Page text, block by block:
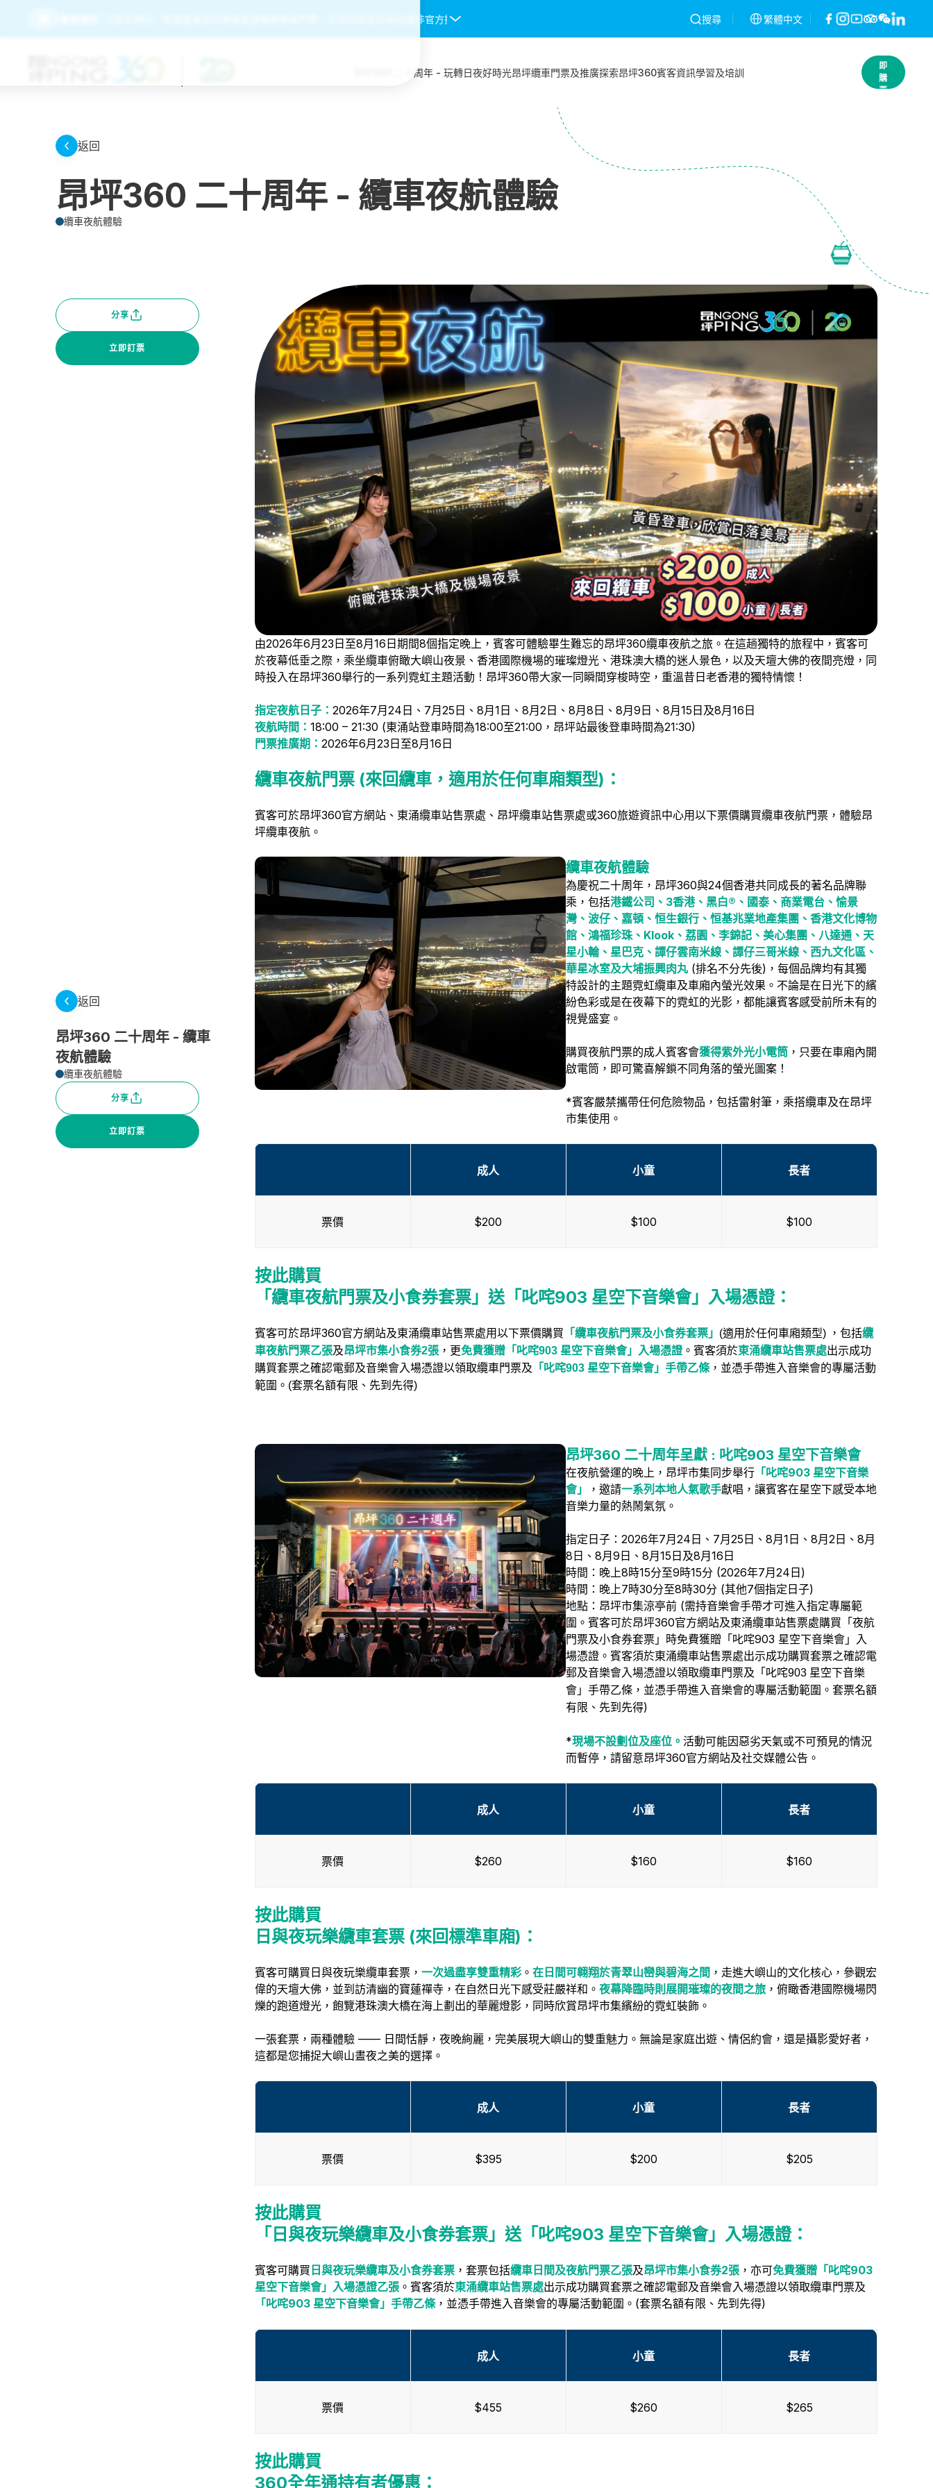
請務必經由昂坪360官方網站、售票處或官方授權渠道購買纜車門票。於任何非官方網站或非官方授權渠道購入的纜車門票均不會被接受，一經發現將予以作廢，不作退款。條款及細則昂坪360就2026年2月26日網
搜尋 繁體中文
昂坪360 二十周年 - 玩轉日夜好時光昂坪纜車門票及推廣探索昂坪360賓客資訊學習及培訓
立
即
購
票
返回
昂坪360 二十周年 - 纜車夜航體驗
纜車夜航體驗
分享
立即訂票
返回
昂坪360 二十周年 - 纜車
夜航體驗
纜車夜航體驗
分享
立即訂票
由2026年6月23日至8月16日期間8個指定晚上，賓客可體驗畢生難忘的昂坪360纜車夜航之旅。在這趟獨特的旅程中，賓客可
於夜幕低垂之際，乘坐纜車俯瞰大嶼山夜景、香港國際機場的璀璨燈光、港珠澳大橋的迷人景色，以及天壇大佛的夜間亮燈，同
時投入在昂坪360舉行的一系列霓虹主題活動！昂坪360帶大家一同瞬間穿梭時空，重溫昔日老香港的獨特情懷！
指定夜航日子： 2026年7月24日、7月25日、8月1日、8月2日、8月8日、8月9日、8月15日及8月16日
夜航時間： 18:00 – 21:30 (東涌站登車時間為18:00至21:00，昂坪站最後登車時間為21:30)
門票推廣期： 2026年6月23日至8月16日
纜車夜航門票 (來回纜車，適用於任何車廂類型)：
賓客可於昂坪360官方網站、東涌纜車站售票處、昂坪纜車站售票處或360旅遊資訊中心用以下票價購買纜車夜航門票，體驗昂
坪纜車夜航。
纜車夜航體驗
為慶祝二十周年，昂坪360與24個香港共同成長的著名品牌聯
乘，包括港鐵公司、3香港、黑白®、國泰、商業電台、愉景
灣、波仔、嘉頓、恒生銀行、恒基兆業地產集團、香港文化博物
館、鴻福珍珠、Klook、荔園、李錦記、美心集團、八達通、天
星小輪、星巴克、譚仔雲南米線、譚仔三哥米線、西九文化區、
華星冰室及大埔振興肉丸 (排名不分先後)，每個品牌均有其獨
特設計的主題霓虹纜車及車廂內螢光效果。不論是在日光下的繽
紛色彩或是在夜幕下的霓虹的光影，都能讓賓客感受前所未有的
視覺盛宴。
購買夜航門票的成人賓客會獲得紫外光小電筒 ，只要在車廂內開
啟電筒，即可驚喜解鎖不同角落的螢光圖案！
*賓客嚴禁攜帶任何危險物品，包括雷射筆，乘搭纜車及在昂坪
市集使用。
成人 小童 長者
票價 $200 $100 $100
按此購買
「纜車夜航門票及小食券套票」 送「叱咤903 星空下音樂會」入場憑證：
賓客可於昂坪360官方網站及東涌纜車站售票處用以下票價購買 「纜車夜航門票及小食券套票」 (適用於任何車廂類型) ， 包括纜
車夜航門票乙張及昂坪市集小食券2張，更免費獲贈「叱咤903 星空下音樂會」入場憑證。 賓客須於東涌纜車站售票處出示成功
購買套票之確認電郵及音樂會入場憑證以領取纜車門票及 「叱咤903 星空下音樂會」手帶乙條，並憑手帶進入音樂會的專屬活動
範圍。(套票名額有限、先到先得)
昂坪360 二十周年呈獻 : 叱咤903 星空下音樂會
在夜航營運的晚上，昂坪市集同步舉行 「叱咤903 星空下音樂
會」
，邀請一系列本地人氣歌手獻唱，讓賓客在星空下感受本地
音樂力量的熱鬧氣氛。
指定日子：2026年7月24日、7月25日、8月1日、8月2日、8月
8日、8月9日、8月15日及8月16日
時間：晚上8時15分至9時15分 (2026年7月24日)
時間：晚上7時30分至8時30分 (其他7個指定日子)
地點：昂坪市集涼亭前 (需持音樂會手帶才可進入指定專屬範
圍。賓客可於昂坪360官方網站及東涌纜車站售票處購買「夜航
門票及小食券套票」時免費獲贈「叱咤903 星空下音樂會」
入
場憑證。賓客須於東涌纜車站售票處出示成功購買套票之確認電
郵及音樂會入場憑證以領取纜車門票及「叱咤903 星空下音樂
會」手帶乙條，並憑手帶進入音樂會的專屬活動範圍。套票名額
有限、先到先得)
*現場不設劃位及座位。活動可能因惡劣天氣或不可預見的情況
而暫停，請留意昂坪360官方網站及社交媒體公告。
成人 小童 長者
票價 $260 $160 $160
按此購買
日與夜玩樂纜車套票(來回標準車廂) ：
賓客可購買日與夜玩樂纜車套票， 一次過盡享雙重精彩。 在日間可翱翔於青翠山巒與碧海之間，走進大嶼山的文化核心，參觀宏
偉的天壇大佛，並到訪清幽的寶蓮禪寺，在自然日光下感受莊嚴祥和。 夜幕降臨時則展開璀璨的夜間之旅，俯瞰香港國際機場閃
爍的跑道燈光，飽覽港珠澳大橋在海上劃出的華麗燈影，同時欣賞昂坪市集繽紛的霓虹裝飾。
一張套票，兩種體驗 —— 日間恬靜，夜晚絢麗，完美展現大嶼山的雙重魅力。無論是家庭出遊、情侶約會，還是攝影愛好者，
這都是您捕捉大嶼山晝夜之美的選擇。
成人 小童 長者
票價 $395 $200 $205
按此購買
「日與夜玩樂纜車及小食券套票」送「叱咤903 星空下音樂會」入場憑證：
賓客可購買 日與夜玩樂纜車及小食券套票，套票包括纜車日間及夜航門票乙張及昂坪市集小食券2張，亦可免費獲贈「叱咤903
星空下音樂會」入場憑證乙張。賓客須於東涌纜車站售票處出示成功購買套票之確認電郵及音樂會入場憑證以領取纜車門票及
「叱咤903 星空下音樂會」手帶乙條，並憑手帶進入音樂會的專屬活動範圍。(套票名額有限、先到先得)
成人 小童 長者
票價 $455 $260 $265
按此購買
360全年通持有者優惠：